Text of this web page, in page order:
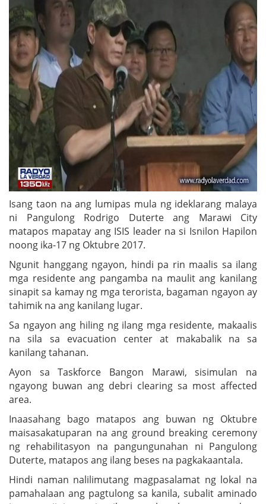
Isang taon na ang lumipas mula ng ideklarang malaya
ni Pangulong Rodrigo Duterte ang Marawi City
matapos mapatay ang ISIS leader na si Isnilon Hapilon
noong ika-17 ng Oktubre 2017.
Ngunit hanggang ngayon, hindi pa rin maalis sa ilang
mga residente ang pangamba na maulit ang kanilang
sinapit sa kamay ng mga terorista, bagaman ngayon ay
tahimik na ang kanilang lugar.
Sa ngayon ang hiling ng ilang mga residente, makaalis
na sila sa evacuation center at makabalik na sa
kanilang tahanan.
Ayon sa Taskforce Bangon Marawi, sisimulan na
ngayong buwan ang debri clearing sa most affected
area.
Inaasahang bago matapos ang buwan ng Oktubre
maisasakatuparan na ang ground breaking ceremony
ng rehabilitasyon na pangungunahan ni Pangulong
Duterte, matapos ang ilang beses na pagkakaantala.
Hindi naman nalilimutang magpasalamat ng lokal na
pamahalaan ang pagtulong sa kanila, subalit aminado